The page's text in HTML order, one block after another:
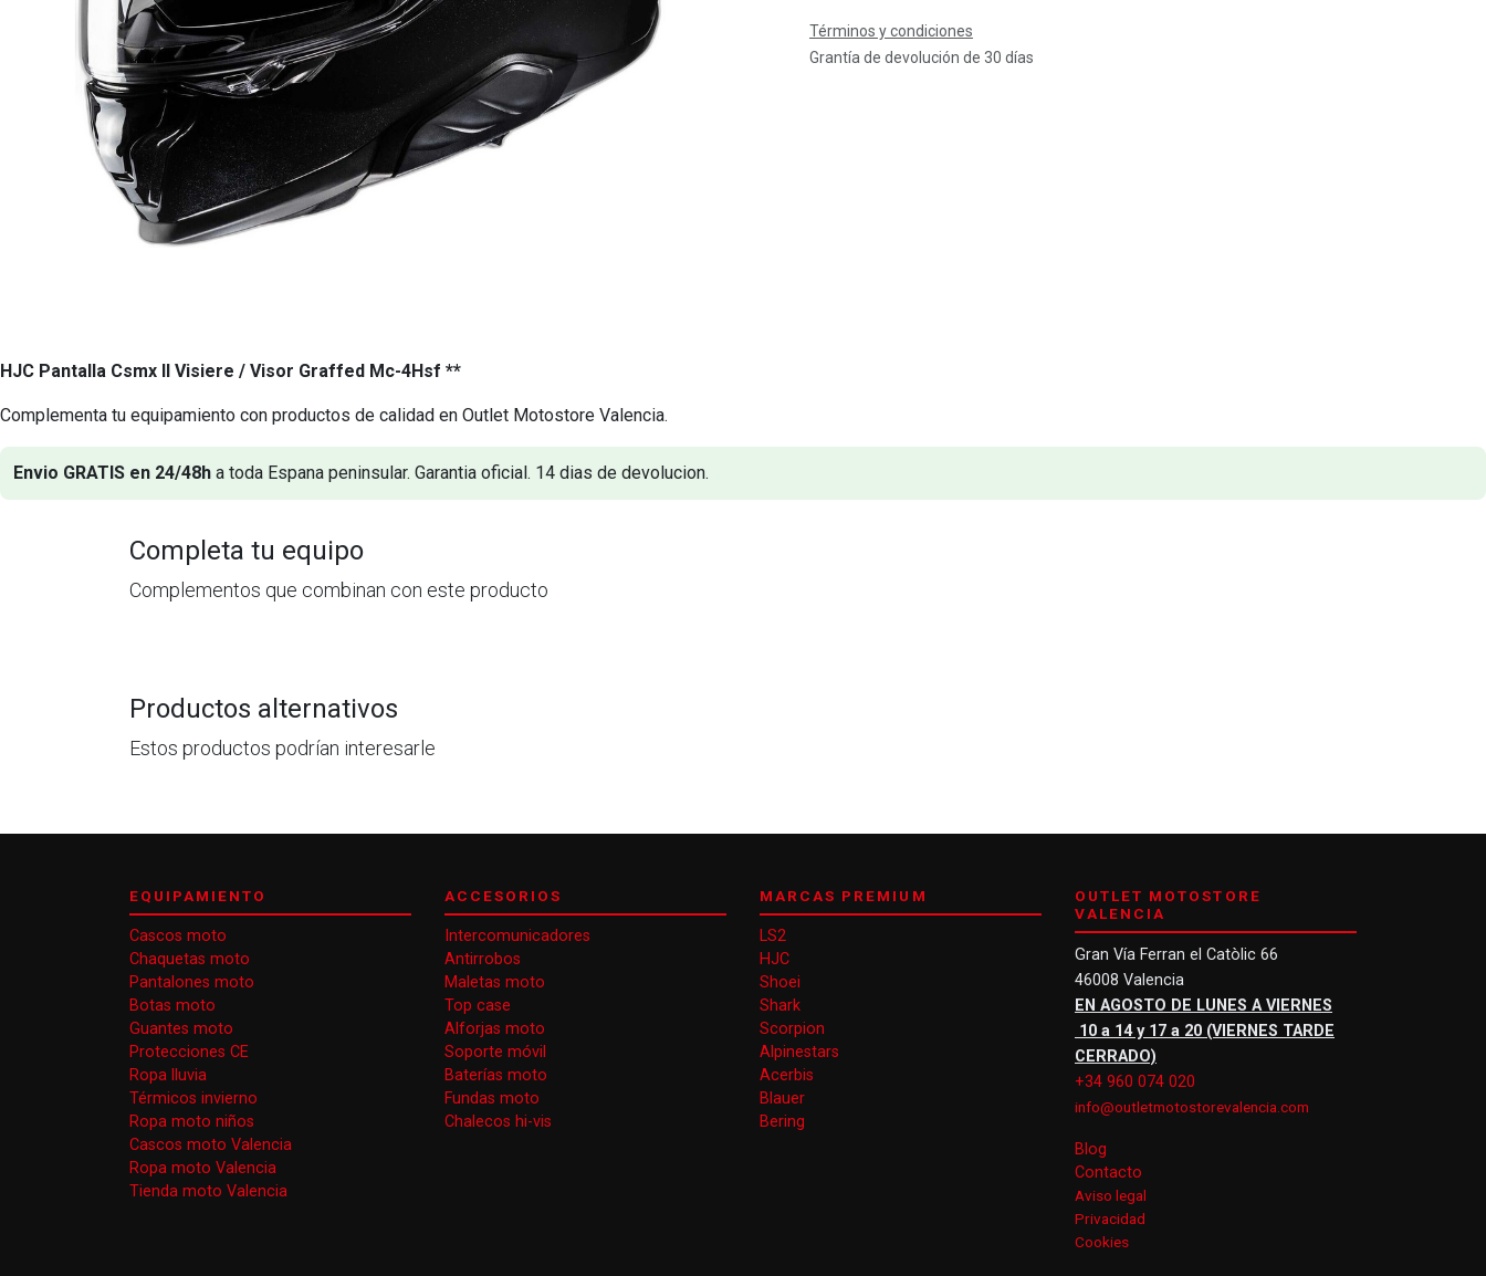
Términos y condiciones
Grantía de devolución de 30 días
HJC Pantalla Csmx II Visiere / Visor Graffed Mc-4Hsf **
Complementa tu equipamiento con productos de calidad en Outlet Motostore Valencia.
Envio GRATIS en 24/48h a toda Espana peninsular. Garantia oficial. 14 dias de devolucion.
Completa tu equipo
Complementos que combinan con este producto
Productos alternativos
Estos productos podrían interesarle
EQUIPAMIENTO
Cascos moto
Chaquetas moto
Pantalones moto
Botas moto
Guantes moto
Protecciones CE
Ropa lluvia
Térmicos invierno
Ropa moto niños
Cascos moto Valencia
Ropa moto Valencia
Tienda moto Valencia
ACCESORIOS
Intercomunicadores
Antirrobos
Maletas moto
Top case
Alforjas moto
Soporte móvil
Baterías moto
Fundas moto
Chalecos hi-vis
MARCAS PREMIUM
LS2
HJC
Shoei
Shark
Scorpion
Alpinestars
Acerbis
Blauer
Bering
OUTLET MOTOSTORE
VALENCIA
Gran Vía Ferran el Catòlic 66
46008 Valencia
EN AGOSTO DE LUNES A VIERNES
10 a 14 y 17 a 20 (VIERNES TARDE
CERRADO)
+34 960 074 020
info@outletmotostorevalencia.com
Blog
Contacto
Aviso legal
Privacidad
Cookies